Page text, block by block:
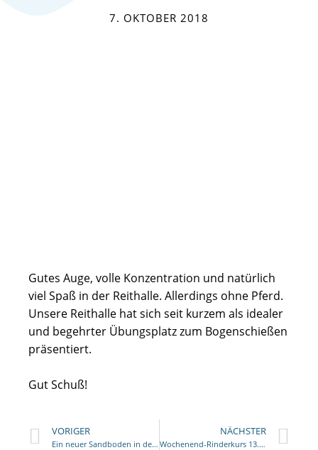
7. OKTOBER 2018
Gutes Auge, volle Konzentration und natürlich
viel Spaß in der Reithalle. Allerdings ohne Pferd.
Unsere Reithalle hat sich seit kurzem als idealer
und begehrter Übungsplatz zum Bogenschießen
präsentiert.
Gut Schuß!
VORIGER
Ein neuer Sandboden in der Reithalle ist nicht nur zum Reiten schön…
NÄCHSTER
Wochenend-Rinderkurs 13./14. Oktober 2018